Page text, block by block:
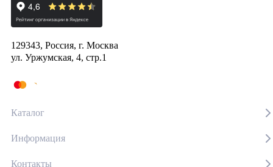
129343, Россия, г. Москва
ул. Уржумская, 4, стр.1
Каталог
Информация
Контакты